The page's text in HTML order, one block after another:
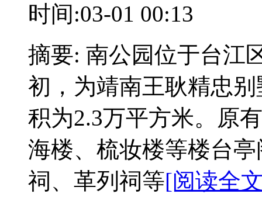
时间:03-01 00:13
摘要: 南公园位于台江
初，为靖南王耿精忠
积为2.3万平方米。原
海楼、梳妆楼等楼台
祠、革列祠等[阅读全